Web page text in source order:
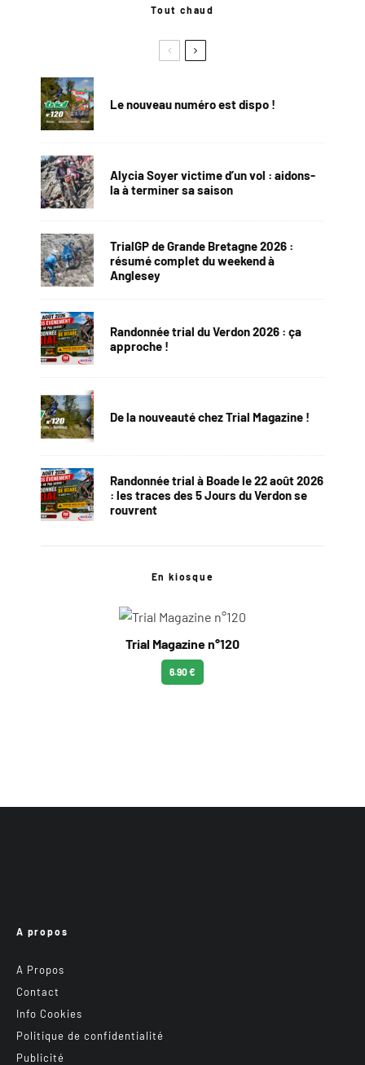
Tout chaud
Le nouveau numéro est dispo !
Alycia Soyer victime d’un vol : aidons-
la à terminer sa saison
TrialGP de Grande Bretagne 2026 :
résumé complet du weekend à
Anglesey
Randonnée trial du Verdon 2026 : ça
approche !
De la nouveauté chez Trial Magazine !
Randonnée trial à Boade le 22 août 2026
: les traces des 5 Jours du Verdon se
rouvrent
En kiosque
Trial Magazine n°120
6.90 €
A propos
A Propos
Contact
Info Cookies
Politique de confidentialité
Publicité